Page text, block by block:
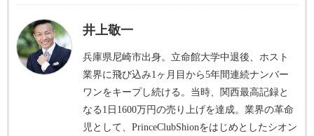
井上敬一
兵庫県尼崎市出身。立命館大学中退後、ホスト
業界に飛び込み1ヶ月目から5年間連続ナンバー
ワンをキープし続ける。当時、関西最高記録と
なる1日1600万円の売り上げを達成。業界の革命
児として、PrinceClubShionをはじめとしたシオン